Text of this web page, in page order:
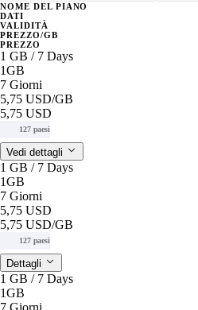
NOME DEL PIANO
DATI
VALIDITÀ
PREZZO/GB
PREZZO
1 GB / 7 Days
1GB
7 Giorni
5,75 USD/GB
5,75 USD
127 paesi
Vedi dettagli
1 GB / 7 Days
1GB
7 Giorni
5,75 USD
5,75 USD/GB
127 paesi
Dettagli
1 GB / 7 Days
1GB
7 Giorni